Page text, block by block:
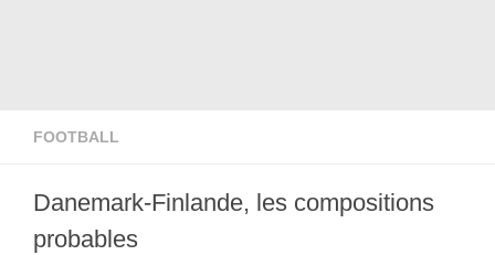
FOOTBALL
Danemark-Finlande, les compositions
probables